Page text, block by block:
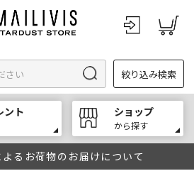
絞り込み検索
ント ショップ
から探す
るお荷物のお届けについて